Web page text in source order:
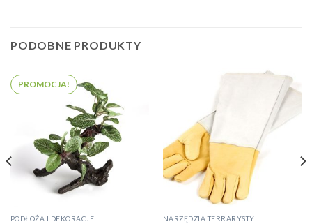
PODOBNE PRODUKTY
PROMOCJA!
PODŁOŻA I DEKORACJE NARZĘDZIA TERRARYSTY